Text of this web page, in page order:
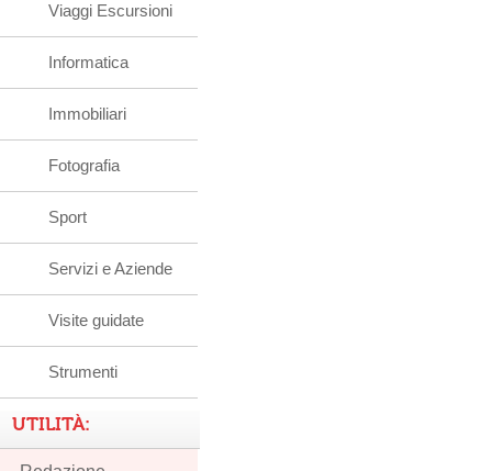
Viaggi Escursioni
Informatica
Immobiliari
Fotografia
Sport
Servizi e Aziende
Visite guidate
Strumenti
UTILITÀ: